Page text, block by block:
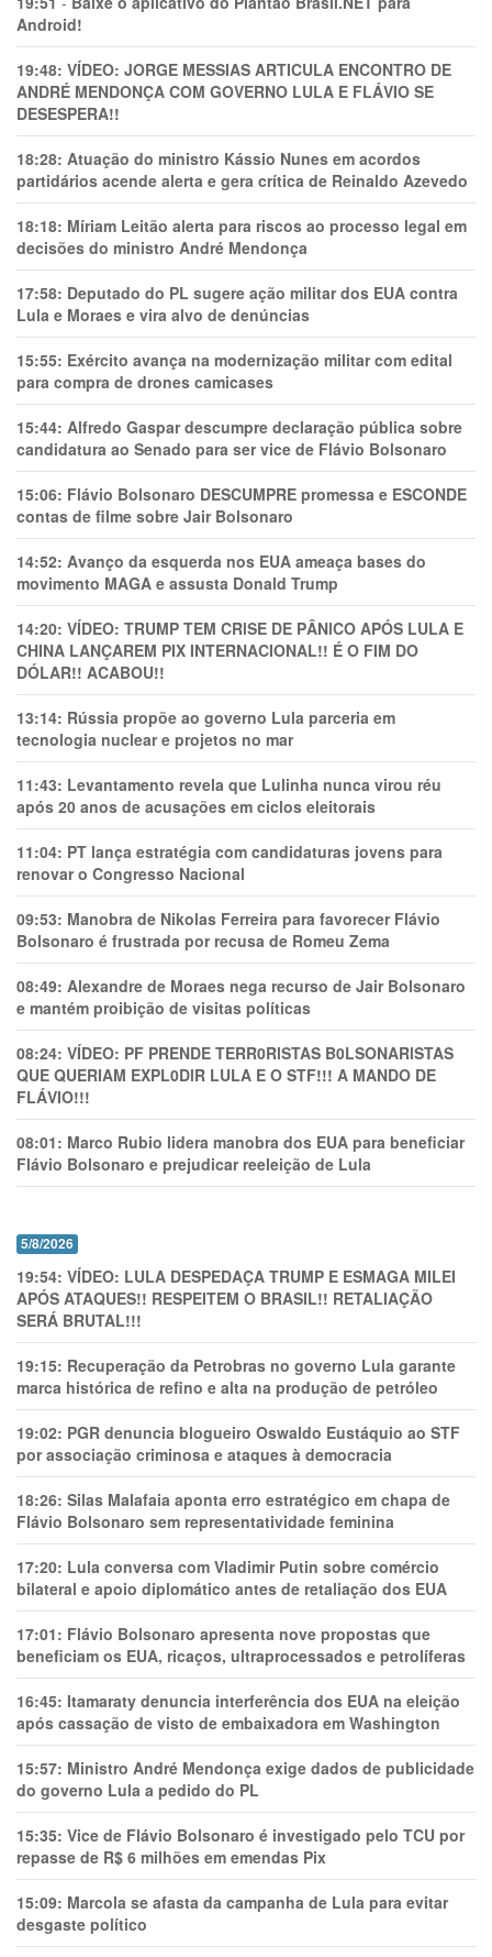
Android!
19:48: VÍDEO: JORGE MESSIAS ARTICULA ENCONTRO DE
ANDRÉ MENDONÇA COM GOVERNO LULA E FLÁVIO SE
DESESPERA!!
18:28: Atuação do ministro Kássio Nunes em acordos
partidários acende alerta e gera crítica de Reinaldo Azevedo
18:18: Míriam Leitão alerta para riscos ao processo legal em
decisões do ministro André Mendonça
17:58: Deputado do PL sugere ação militar dos EUA contra
Lula e Moraes e vira alvo de denúncias
15:55: Exército avança na modernização militar com edital
para compra de drones camicases
15:44: Alfredo Gaspar descumpre declaração pública sobre
candidatura ao Senado para ser vice de Flávio Bolsonaro
15:06: Flávio Bolsonaro DESCUMPRE promessa e ESCONDE
contas de filme sobre Jair Bolsonaro
14:52: Avanço da esquerda nos EUA ameaça bases do
movimento MAGA e assusta Donald Trump
14:20: VÍDEO: TRUMP TEM CRlSE DE PÂNlCO APÓS LULA E
CHINA LANÇAREM PIX INTERNACIONAL!! É O FIM DO
DÓLAR!! ACABOU!!
13:14: Rússia propõe ao governo Lula parceria em
tecnologia nuclear e projetos no mar
11:43: Levantamento revela que Lulinha nunca virou réu
após 20 anos de acusações em ciclos eleitorais
11:04: PT lança estratégia com candidaturas jovens para
renovar o Congresso Nacional
09:53: Manobra de Nikolas Ferreira para favorecer Flávio
Bolsonaro é frustrada por recusa de Romeu Zema
08:49: Alexandre de Moraes nega recurso de Jair Bolsonaro
e mantém proibição de visitas políticas
08:24: VÍDEO: PF PRENDE TERR0RlSTAS B0LSONARlSTAS
QUE QUERIAM EXPL0DlR LULA E O STF!!! A MANDO DE
FLÁVIO!!!
08:01: Marco Rubio lidera manobra dos EUA para beneficiar
Flávio Bolsonaro e prejudicar reeleição de Lula
5/8/2026
19:54: VÍDEO: LULA DESPEDAÇA TRUMP E ESMAGA MILEI
APÓS ATAQUES!! RESPEITEM O BRASIL!! RETALIAÇÃO
SERÁ BRUTAL!!!
19:15: Recuperação da Petrobras no governo Lula garante
marca histórica de refino e alta na produção de petróleo
19:02: PGR denuncia blogueiro Oswaldo Eustáquio ao STF
por associação criminosa e ataques à democracia
18:26: Silas Malafaia aponta erro estratégico em chapa de
Flávio Bolsonaro sem representatividade feminina
17:20: Lula conversa com Vladimir Putin sobre comércio
bilateral e apoio diplomático antes de retaliação dos EUA
17:01: Flávio Bolsonaro apresenta nove propostas que
beneficiam os EUA, ricaços, ultraprocessados e petrolíferas
16:45: Itamaraty denuncia interferência dos EUA na eleição
após cassação de visto de embaixadora em Washington
15:57: Ministro André Mendonça exige dados de publicidade
do governo Lula a pedido do PL
15:35: Vice de Flávio Bolsonaro é investigado pelo TCU por
repasse de R$ 6 milhões em emendas Pix
15:09: Marcola se afasta da campanha de Lula para evitar
desgaste político